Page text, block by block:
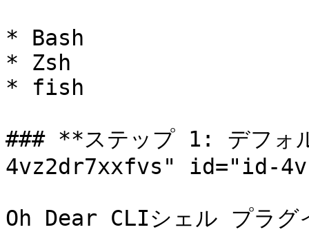
* Bash
* Zsh
* fish
### **ステップ 1: デフ
4vz2dr7xxfvs" id="id-
Oh Dear CLIシェル プラグ